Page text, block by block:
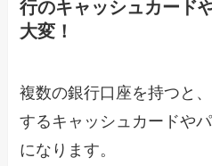
行のキャッシュカード
大変！
複数の銀行口座を持つと
するキャッシュカードや
になります。